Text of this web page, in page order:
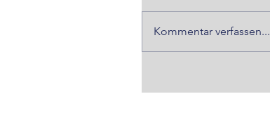
Kommentar verfassen...